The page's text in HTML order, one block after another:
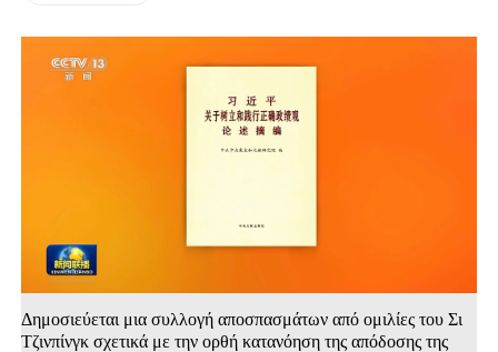
Δημοσιεύεται μια συλλογή αποσπασμάτων από ομιλίες του Σι
Τζινπίνγκ σχετικά με την ορθή κατανόηση της απόδοσης της